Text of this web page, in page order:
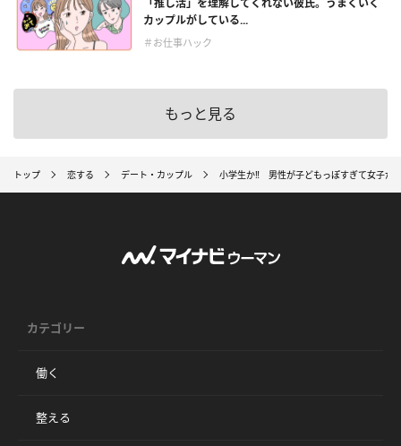
「推し活」を理解してくれない彼氏。うまくいく
カップルがしている...
＃お仕事ハック
もっと見る
トップ 恋する デート・カップル 小学生か‼ 男性が子どもっぽすぎて女子が
カテゴリー
働く
整える